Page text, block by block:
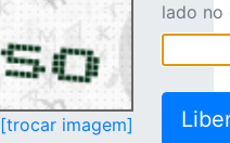
[trocar imagem]
lado no